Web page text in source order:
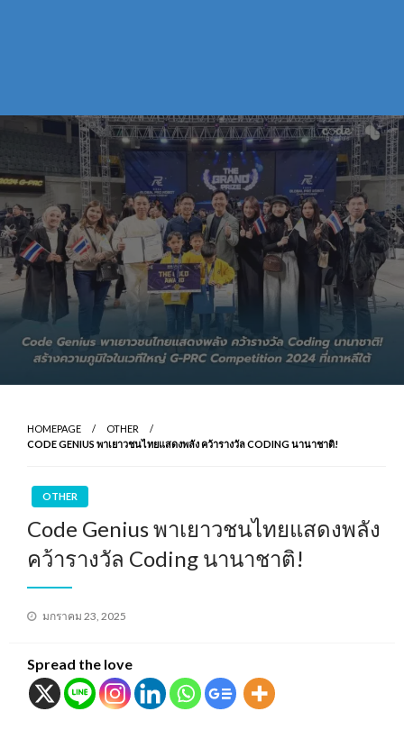
HOMEPAGE
OTHER
CODE GENIUS พาเยาวชนไทยแสดงพลัง คว้ารางวัล CODING นานาชาติ!
OTHER
Code Genius พาเยาวชนไทยแสดงพลัง
คว้ารางวัล Coding นานาชาติ!
Posted
มกราคม 23, 2025
Spread the love